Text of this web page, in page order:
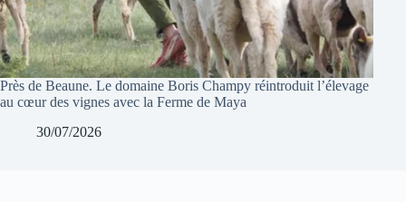
Près de Beaune. Le domaine Boris Champy réintroduit l’élevage
au cœur des vignes avec la Ferme de Maya
30/07/2026